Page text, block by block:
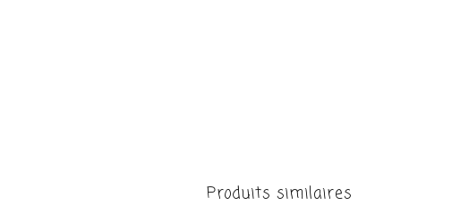
Produits similaires